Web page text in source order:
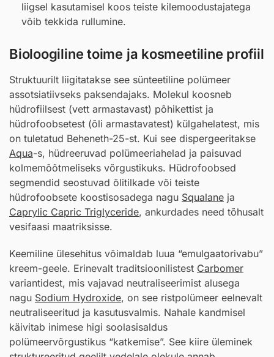
liigsel kasutamisel koos teiste kilemoodustajatega
võib tekkida rullumine.
Bioloogiline toime ja kosmeetiline profiil
Struktuurilt liigitatakse see sünteetiline polümeer
assotsiatiivseks paksendajaks. Molekul koosneb
hüdrofiilsest (vett armastavast) põhikettist ja
hüdrofoobsetest (õli armastavatest) külgahelatest, mis
on tuletatud Beheneth-25-st. Kui see dispergeeritakse
Aqua-s, hüdreeruvad polümeeriahelad ja paisuvad
kolmemõõtmeliseks võrgustikuks. Hüdrofoobsed
segmendid seostuvad õlitilkade või teiste
hüdrofoobsete koostisosadega nagu Squalane ja
Caprylic Capric Triglyceride, ankurdades need tõhusalt
vesifaasi maatriksisse.
Keemiline ülesehitus võimaldab luua “emulgaatorivabu”
kreem-geele. Erinevalt traditsioonilistest Carbomer
variantidest, mis vajavad neutraliseerimist alusega
nagu Sodium Hydroxide, on see ristpolümeer eelnevalt
neutraliseeritud ja kasutusvalmis. Nahale kandmisel
käivitab inimese higi soolasisaldus
polümeervõrgustikus “katkemise”. See kiire üleminek